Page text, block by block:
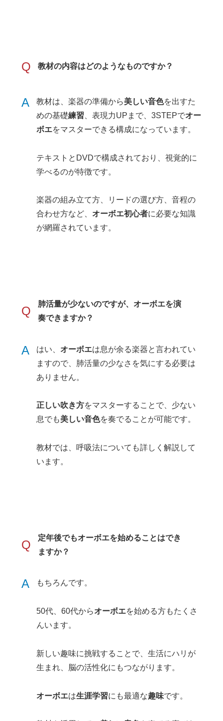
Q 教材の内容はどのようなものですか？
A 教材は、楽器の準備から美しい音色を出すた
めの基礎練習 、表現力UPまで、3STEPでオー
ボエをマスターできる構成になっています。
テキストとDVDで構成されており、視覚的に
学べるのが特徴です。
楽器の組み立て方、リードの選び方、音程の
合わせ方など、 オーボエ初心者に必要な知識
が網羅されています。
Q
肺活量が少ないのですが、オーボエを演
奏できますか？
A はい、 オーボエは息が余る楽器と言われてい
ますので、肺活量の少なさを気にする必要は
ありません。
正しい吹き方をマスターすることで、少ない
息でも美しい音色を奏でることが可能です。
教材では、呼吸法についても詳しく解説して
います。
Q
定年後でもオーボエを始めることはでき
ますか？
A もちろんです。
50代、60代からオーボエを始める方もたくさ
んいます。
新しい趣味に挑戦することで、生活にハリが
生まれ、脳の活性化にもつながります。
オーボエは生涯学習にも最適な趣味です。